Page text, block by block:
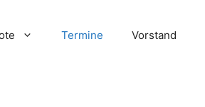
Termine Vorstand